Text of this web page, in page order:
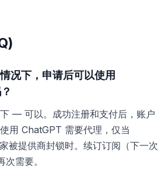
况下，申请后可以使用
— 可以。成功注册和支付后，账户
用 ChatGPT 需要代理，仅当
被提供商封锁时。续订订阅（下一次
需要。